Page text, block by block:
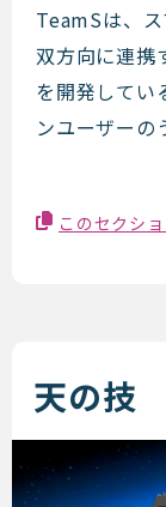
teamS
TeamSは、
双方向に連携
を開発してい
ンユーザーの
このセクシ
天の技